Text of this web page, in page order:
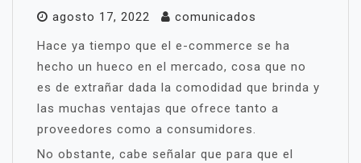
agosto 17, 2022
comunicados
Hace ya tiempo que el e-commerce se ha
hecho un hueco en el mercado, cosa que no
es de extrañar dada la comodidad que brinda y
las muchas ventajas que ofrece tanto a
proveedores como a consumidores.
No obstante, cabe señalar que para que el